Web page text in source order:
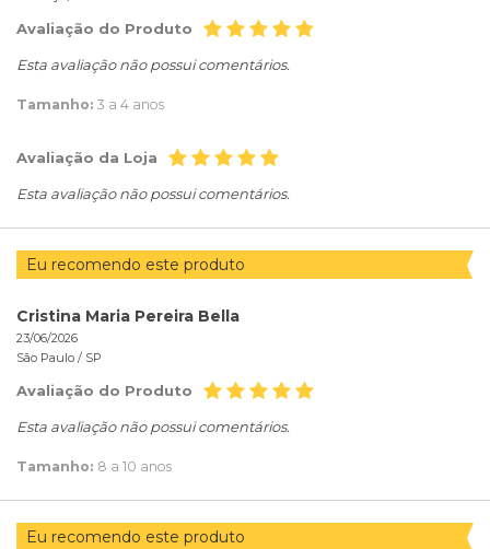
Avaliação do Produto
Esta avaliação não possui comentários.
Tamanho: 3 a 4 anos
Avaliação da Loja
Esta avaliação não possui comentários.
Eu recomendo este produto
Cristina Maria Pereira Bella
23/06/2026
São Paulo / SP
Avaliação do Produto
Esta avaliação não possui comentários.
Tamanho: 8 a 10 anos
Eu recomendo este produto